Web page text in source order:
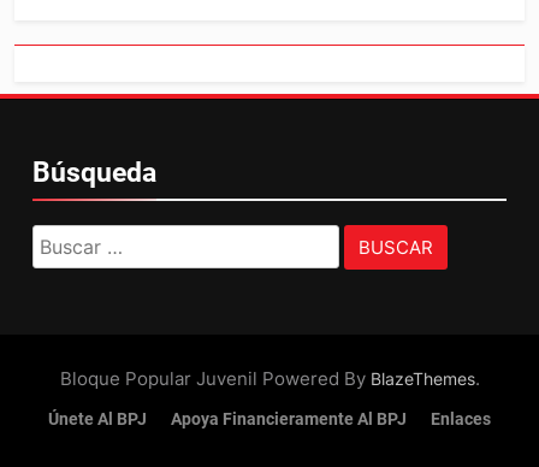
Búsqueda
Buscar:
Bloque Popular Juvenil Powered By BlazeThemes.
Únete Al BPJ Apoya Financieramente Al BPJ Enlaces